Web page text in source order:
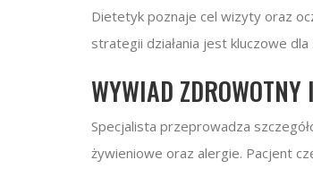
Dietetyk poznaje cel wizyty oraz
strategii działania jest kluczowe
WYWIAD
Specjalista przeprowadza
żywieniowe oraz alergie. Pacjent